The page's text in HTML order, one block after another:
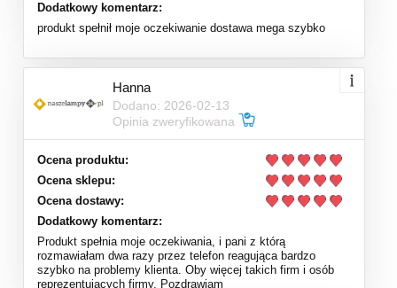
Dodatkowy komentarz:
produkt spełnił moje oczekiwanie dostawa mega szybko
Hanna
Dodano: 2026-02-13
Opinia zweryfikowana
Ocena produktu:
Ocena sklepu:
Ocena dostawy:
Dodatkowy komentarz:
Produkt spełnia moje oczekiwania, i pani z którą
rozmawiałam dwa razy przez telefon reagująca bardzo
szybko na problemy klienta. Oby więcej takich firm i osób
reprezentujących firmy. Pozdrawiam